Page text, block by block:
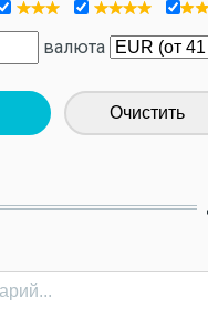
валюта
Очистить